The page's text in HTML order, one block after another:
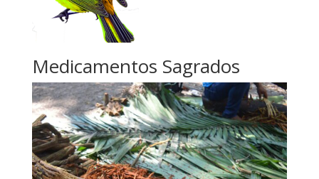
Medicamentos Sagrados